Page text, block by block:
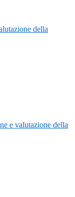
della
e valutazione della